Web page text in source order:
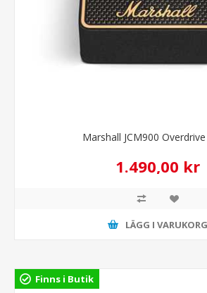
Marshall JCM900
1.490,00 kr
LÄGG I VARUKORG
Finns i Butik